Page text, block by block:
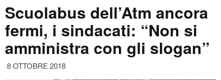
Scuolabus dell’Atm ancora
fermi, i sindacati: “Non si
amministra con gli slogan”
8 OTTOBRE 2018